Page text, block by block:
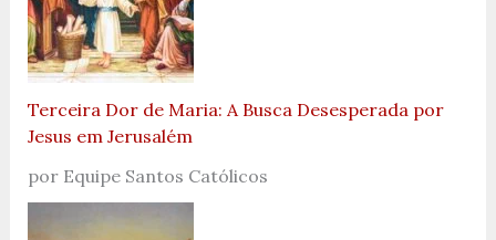
Terceira Dor de Maria: A Busca Desesperada por
Jesus em Jerusalém
por Equipe Santos Católicos